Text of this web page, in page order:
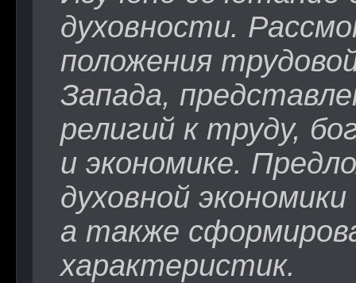
духовности.
положения
Запада,
религий к труду,
и экономике.
духовной
а также
характеристик.